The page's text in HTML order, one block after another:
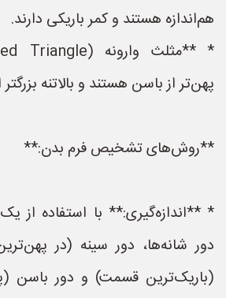
هم‌اندازه هستند و کمر باریکی دارند.
پهن‌تر از باسن هستند و بالاتنه
**روش‌های تشخیص فرم بدن:**
* **اندازه‌گیری:** با استفاده از
دور شانه‌ها، دور سینه (در
(باریک‌ترین قسمت) و دور باسن